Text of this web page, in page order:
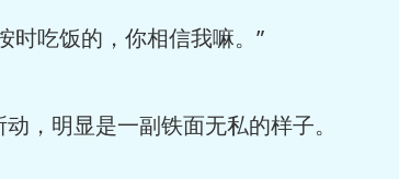
时吃饭的，你相信我嘛。”
，明显是一副铁面无私的样子。